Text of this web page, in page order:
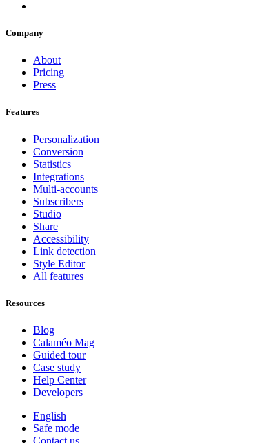
Company
About
Pricing
Press
Features
Personalization
Conversion
Statistics
Integrations
Multi-accounts
Subscribers
Studio
Share
Accessibility
Link detection
Style Editor
All features
Resources
Blog
Calaméo Mag
Guided tour
Case study
Help Center
Developers
English
Safe mode
Contact us